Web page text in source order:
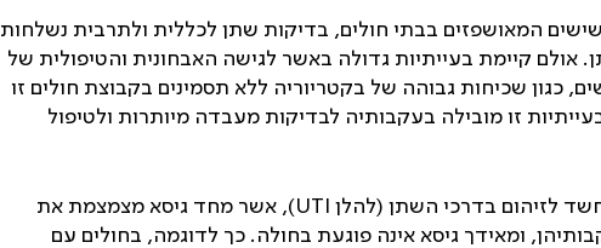
המאושפזים בבתי חולים, בדיקות שתן לכללית ולתרבית נשלחות
אולם קיימת בעייתיות גדולה באשר לגישה האבחונית והטיפולית של
כגון שכיחות גבוהה של בקטריוריה ללא תסמינים בקבוצת חולים זו
זו מובילה בעקבותיה לבדיקות מעבדה מיותרות ולטיפול
לזיהום בדרכי השתן (להלן UTI), אשר מחד גיסא מצמצמת את
ומאידך גיסא אינה פוגעת בחולה. כך לדוגמה, בחולים עם